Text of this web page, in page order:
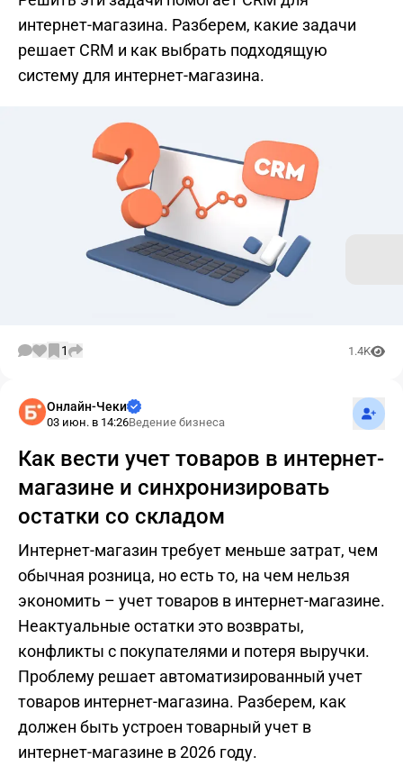
интернет-магазина. Разберем, какие задачи
решает CRM и как выбрать подходящую
систему для интернет-магазина.
1 1.4K
Онлайн-Чеки
03 июн. в 14:26Ведение бизнеса
Как вести учет товаров в интернет-
магазине и синхронизировать
остатки со складом
Интернет-магазин требует меньше затрат, чем
обычная розница, но есть то, на чем нельзя
экономить – учет товаров в интернет-магазине.
Неактуальные остатки это возвраты,
конфликты с покупателями и потеря выручки.
Проблему решает автоматизированный учет
товаров интернет-магазина. Разберем, как
должен быть устроен товарный учет в
интернет-магазине в 2026 году.